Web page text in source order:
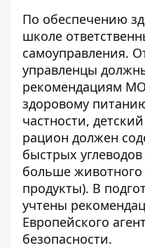
По обеспечению
школе
самоуправления.
управленцы
рекомендациям
здоровому
частности,
рацион должен
быстрых
больше
продукты). В
учтены
Европейского
безопасности.